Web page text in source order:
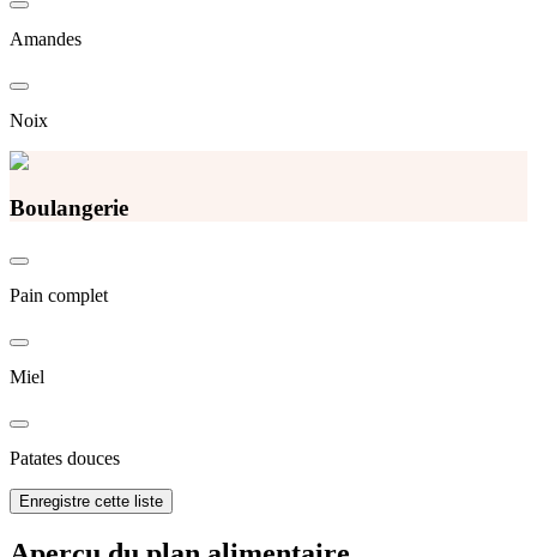
Amandes
Noix
Boulangerie
Pain complet
Miel
Patates douces
Enregistre cette liste